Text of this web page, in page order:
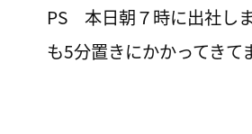
PS 本日朝７時に出社し
も5分置きにかかってきて